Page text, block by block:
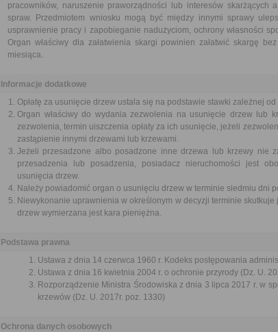
pracowników, naruszenie praworządności lub interesów skarżących
spraw. Przedmiotem wniosku mogą być między innymi sprawy
usprawnienie pracy i zapobieganie nadużyciom, ochrony własności
Organ właściwy dla załatwienia skargi powinien załatwić skargę
miesiąca.
Informacje dodatkowe
Opłatę za usunięcie drzew ustala się na podstawie stawki zależnej
Organ właściwy do wydania zezwolenia na usunięcie drzew lub
zezwolenia, termin uiszczenia opłaty za ich usunięcie, jeżeli
zastąpienie innymi drzewami lub krzewami.
Jeżeli przesadzone albo posadzone inne drzewa lub krzewy nie
przesadzenia lub posadzenia, posiadacz nieruchomości jest
usunięcia drzew.
Należy powiadomić organ o usunięciu drzew w terminie siedmiu dni
Niewykonanie uprawnienia w określonym w decyzji terminie
drzew wymierzana jest kara pieniężna.
Podstawa prawna
Ustawa z dnia 14 czerwca 1960 r. Kodeks postępowania
Ustawa z dnia 16 kwietnia 2004 r. o ochronie przyrody (Dz. U.
Rozporządzenie Ministra Środowiska z dnia 3 lipca 2017 r. w
krzewów (Dz. U. 2017r. poz. 1330)
Ochrona danych osobowych